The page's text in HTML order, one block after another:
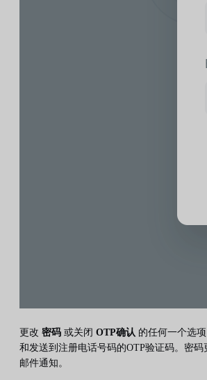
更改 密码 或关闭 OTP确认 的任何一个选
和发送到注册电话号码的OTP验证码。密
邮件通知。